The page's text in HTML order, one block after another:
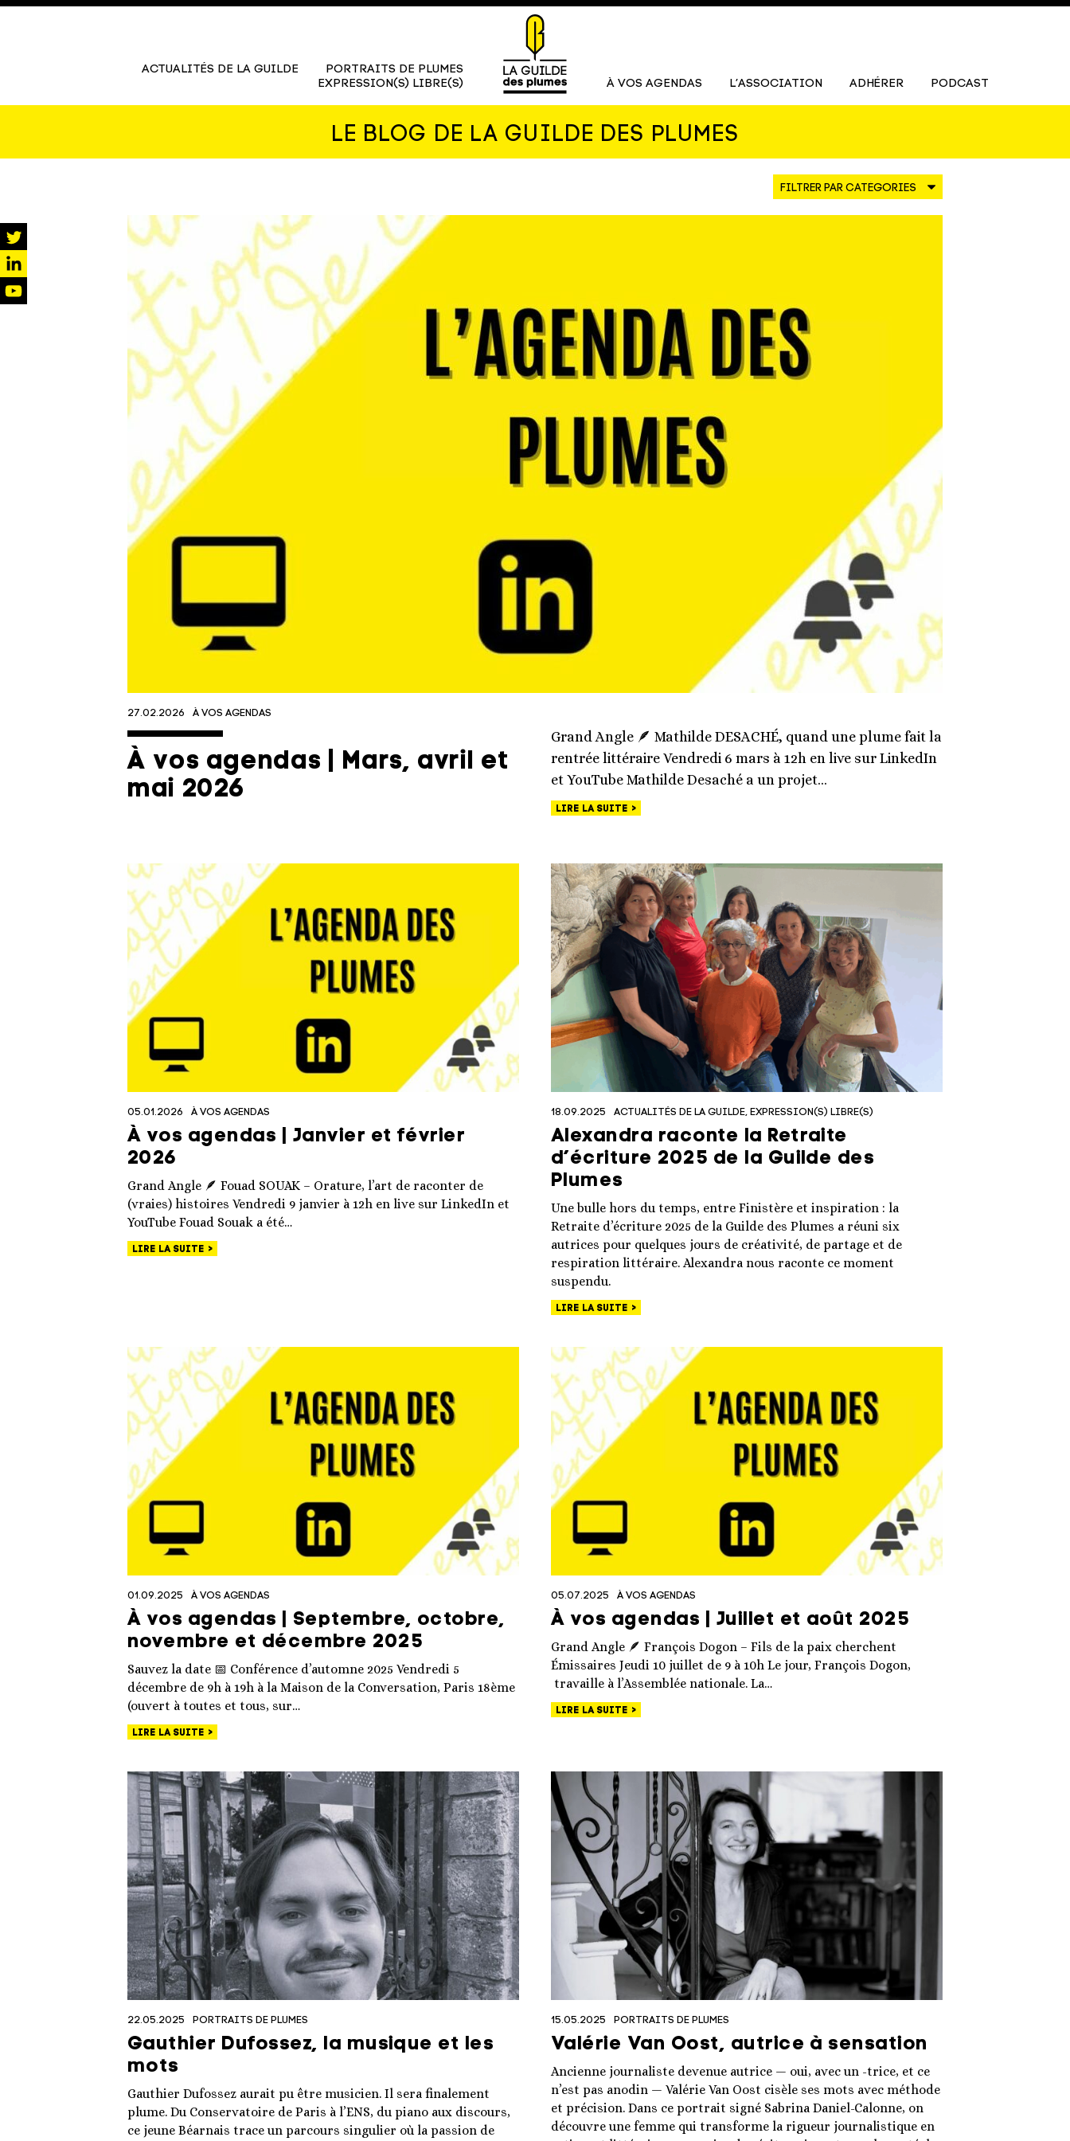
ACTUALITÉS DE LA GUILDE
PORTRAITS DE PLUMES
EXPRESSION(S) LIBRE(S)
À VOS AGENDAS L’ASSOCIATION ADHÉRER PODCAST
LE BLOG DE LA GUILDE DES PLUMES
27.02.2026 À VOS AGENDAS
À vos agendas | Mars, avril et
mai 2026
Grand Angle 🪶 Mathilde DESACHÉ, quand une plume fait la
rentrée littéraire Vendredi 6 mars à 12h en live sur LinkedIn
et YouTube Mathilde Desaché a un projet…
LIRE LA SUITE
05.01.2026 À VOS AGENDAS
À vos agendas | Janvier et février
2026
Grand Angle 🪶 Fouad SOUAK – Orature, l’art de raconter de
(vraies) histoires Vendredi 9 janvier à 12h en live sur LinkedIn et
YouTube Fouad Souak a été…
LIRE LA SUITE
18.09.2025 ACTUALITÉS DE LA GUILDE EXPRESSION(S) LIBRE(S)
Alexandra raconte la Retraite
d’écriture 2025 de la Guilde des
Plumes
Une bulle hors du temps, entre Finistère et inspiration : la
Retraite d’écriture 2025 de la Guilde des Plumes a réuni six
autrices pour quelques jours de créativité, de partage et de
respiration littéraire. Alexandra nous raconte ce moment
suspendu.
LIRE LA SUITE
01.09.2025 À VOS AGENDAS
À vos agendas | Septembre, octobre,
novembre et décembre 2025
Sauvez la date 📅 Conférence d’automne 2025 Vendredi 5
décembre de 9h à 19h à la Maison de la Conversation, Paris 18ème
(ouvert à toutes et tous, sur…
LIRE LA SUITE
05.07.2025 À VOS AGENDAS
À vos agendas | Juillet et août 2025
Grand Angle 🪶 François Dogon – Fils de la paix cherchent
Émissaires Jeudi 10 juillet de 9 à 10h Le jour, François Dogon,
travaille à l’Assemblée nationale. La…
LIRE LA SUITE
22.05.2025 PORTRAITS DE PLUMES
Gauthier Dufossez, la musique et les
mots
Gauthier Dufossez aurait pu être musicien. Il sera finalement
plume. Du Conservatoire de Paris à l’ENS, du piano aux discours,
ce jeune Béarnais trace un parcours singulier où la passion de
15.05.2025 PORTRAITS DE PLUMES
Valérie Van Oost, autrice à sensation
Ancienne journaliste devenue autrice — oui, avec un -trice, et ce
n’est pas anodin — Valérie Van Oost cisèle ses mots avec méthode
et précision. Dans ce portrait signé Sabrina Daniel-Calonne, on
découvre une femme qui transforme la rigueur journalistique en
twitter
linkedin